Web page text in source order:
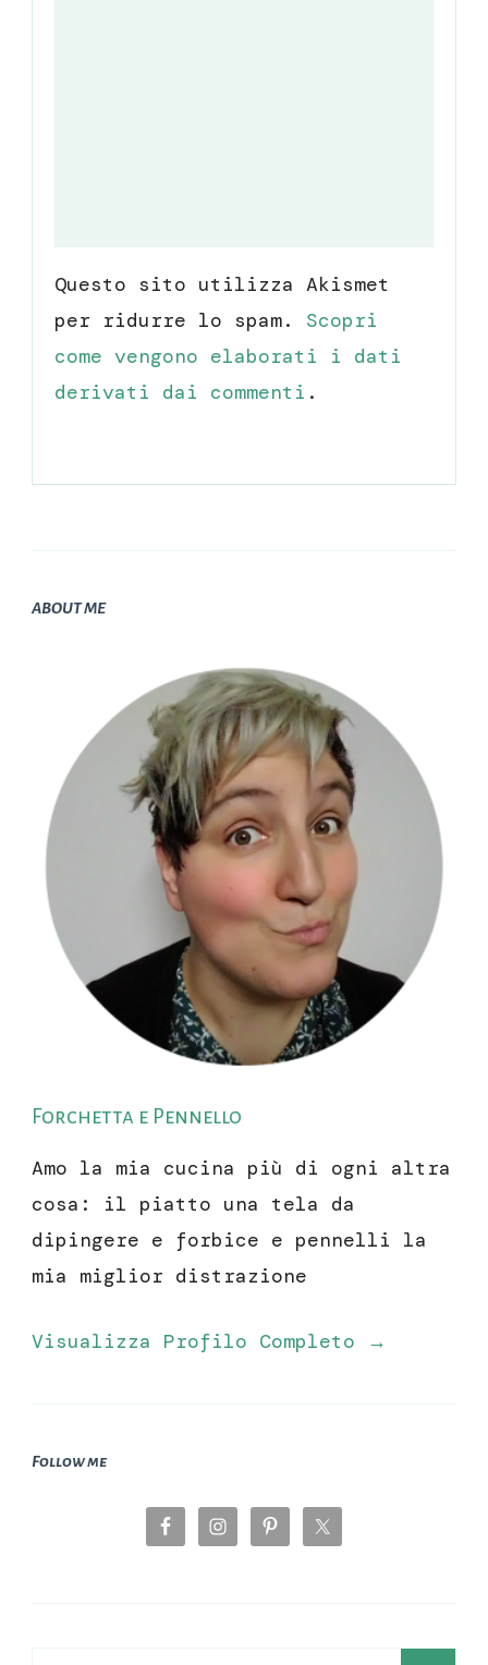
Questo sito utilizza Akismet
per ridurre lo spam. Scopri
come vengono elaborati i dati
derivati dai commenti .
ABOUT ME
Forchetta e Pennello
Amo la mia cucina più di ogni altra
cosa: il piatto una tela da
dipingere e forbice e pennelli la
mia miglior distrazione
Visualizza Profilo Completo →
Follow me